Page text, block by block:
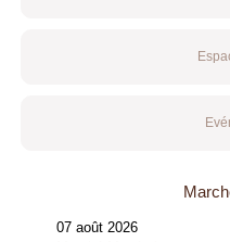
07 août 2026